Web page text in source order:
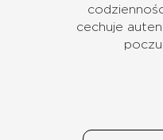
cechuje